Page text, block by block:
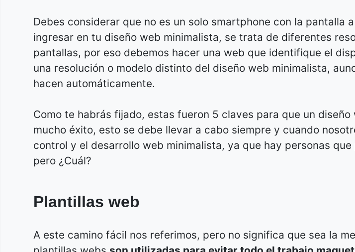
Debes considerar que no es un solo smartphone con la pantalla
ingresar en tu diseño web minimalista, se trata de diferentes
pantallas, por eso debemos hacer una web que identifique el
una resolución o modelo distinto del diseño web minimalista,
hacen automáticamente.
Como te habrás fijado, estas fueron 5 claves para que un
mucho éxito, esto se debe llevar a cabo siempre y cuando
control y el desarrollo web minimalista, ya que hay personas
pero ¿Cuál?
Plantillas web
A este camino fácil nos referimos, pero no significa que sea la